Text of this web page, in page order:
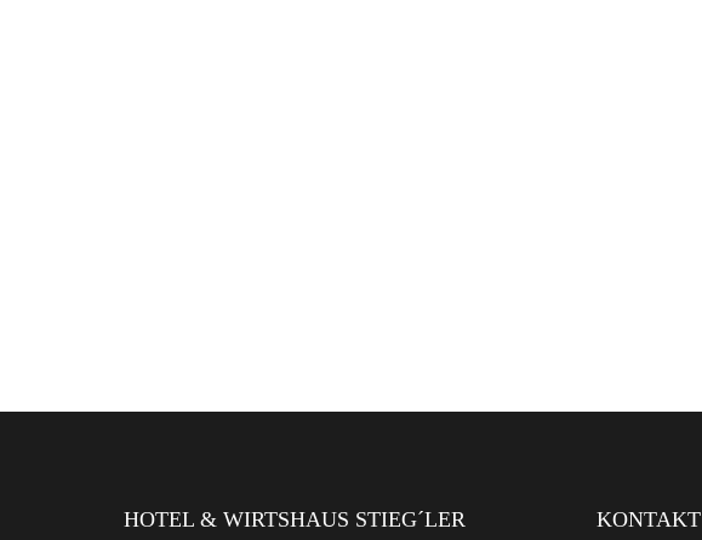
HOTEL & WIRTSHAUS STIEG´LER KONTAKT